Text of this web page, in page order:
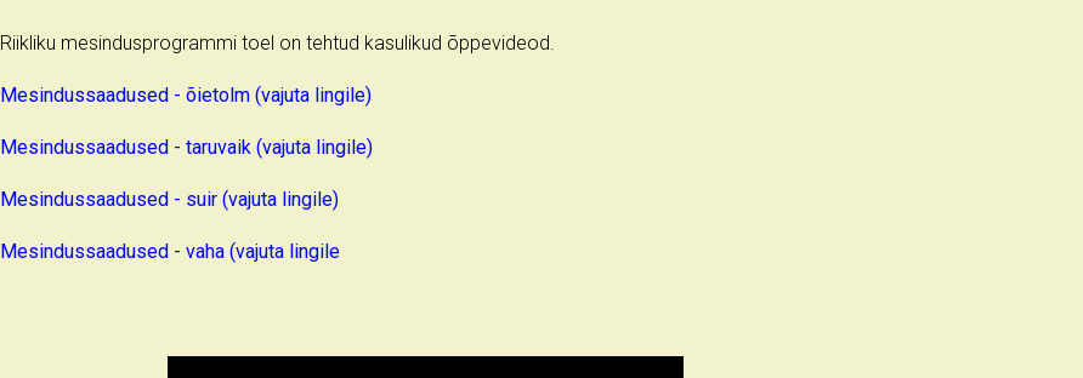
Riikliku mesindusprogrammi toel on tehtud kasulikud õppevideod.
Mesindussaadused - õietolm (vajuta lingile)
Mesindussaadused - taruvaik (vajuta lingile)
Mesindussaadused - suir (vajuta lingile)
Mesindussaadused - vaha (vajuta lingile